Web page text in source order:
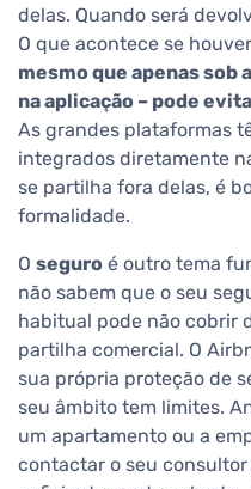
delas. Quando será
O que acontece se
mesmo que apenas sob
na aplicação – pode
As grandes plataformas
integrados diretamente
se partilha fora delas, é
formalidade.
O seguro é outro tema
não sabem que o seu
habitual pode não cobrir
partilha comercial. O
sua própria proteção de
seu âmbito tem limites.
um apartamento ou a
contactar o seu